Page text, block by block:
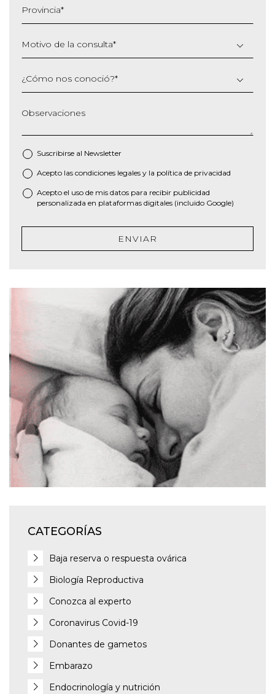
AAAA
Provincia*
Motivo de la consulta*
¿Cómo nos conoció?*
Observaciones
Suscribirse al Newsletter
* Acepto las condiciones legales y la política de privacidad
Acepto el uso de mis datos para recibir publicidad
personalizada en plataformas digitales (incluido Google)
ENVIAR
CATEGORÍAS
Baja reserva o respuesta ovárica
Biología Reproductiva
Conozca al experto
Coronavirus Covid-19
Donantes de gametos
Embarazo
Endocrinología y nutrición